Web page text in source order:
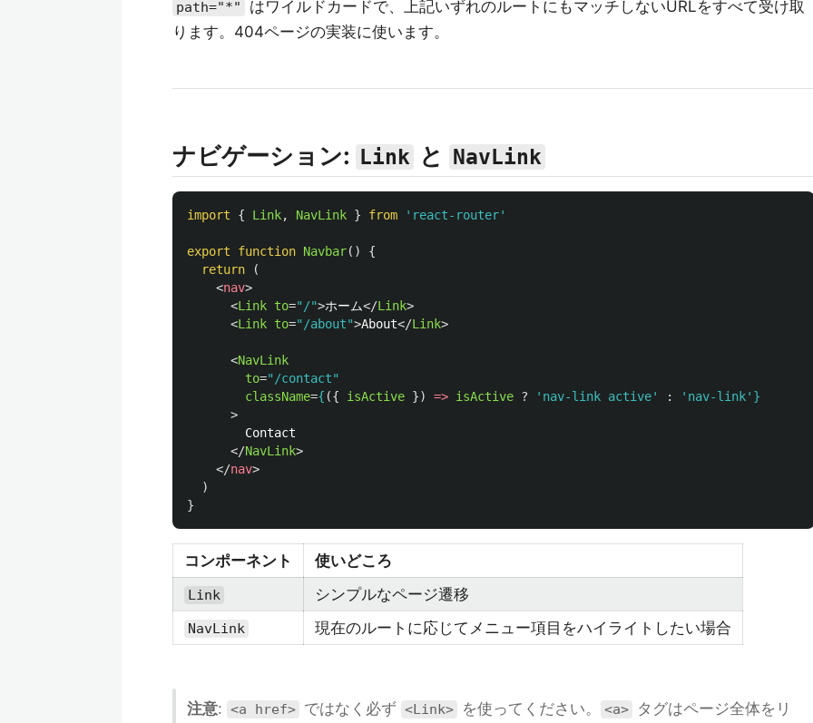
path="*"
はワイルドカードで、上記いずれのルートにもマッチしないURLをすべて受け取
ります。404ページの実装に使います。
ナビゲーション: Link と NavLink
import { Link, NavLink } from ' react-router'
export function Navbar()
{
return
(
<nav>
<Link to="/">ホーム</Link>
<Link to="/about">About</Link>
<NavLink
to="/contact"
className={ ({ isActive }) => isActive ? ' nav-link active' : ' nav-link' }
>
        Contact
</NavLink>
</nav>
)
}
コンポーネント 使いどころ
Link シンプルなページ遷移
NavLink 現在のルートに応じてメニュー項目をハイライトしたい場合
注意: <a href> ではなく必ず <Link> を使ってください。 <a>
タグはページ全体をリ